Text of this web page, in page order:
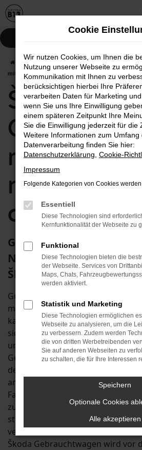
Zum
Neumarkt in der Oberpfalz
mit Lieferservice nach Neumarkt in der Oberpfalz
Škoda
mit
nach
der
Günstig und zuverlässig
Neumarkt in der
Škoda Gebrauchtwagen
Günstiger als mit einem Škoda
motorisierte Mobilität in
kaum sein. Die Fahrzeuge dieses
sich durch Langlebigkeit und
und sind entsprechend wie
Gebrauchtwagen auf den Straßen
der Oberpfalz unterwegs zu sein.
an der B13 sind seit Anfang der
Familienbetrieb in der
zu Neumarkt in der Oberpfalz
stellen entsprechend sicher, dass
vertrauensvoll und mit
Škoda Gebrauchtwagen wird vor
Cookie
Wir nutzen Cookies, um Ihnen die
Nutzung unserer Webseite zu
Kommunikation mit Ihnen zu
berücksichtigen hierbei Ihre
verarbeiten Daten für Marketing
wenn Sie uns Ihre Einwilligung
einem späteren Zeitpunkt Ihre
Sie die Einwilligung jederzeit für die
Weitere Informationen zum Umfang
Datenverarbeitung finden Sie hier:
Datenschutzerklärung Cookie-
Impressum
Folgende Kategorien von Cookies
Essentiell
Diese Technologien sind
Kernfunktionalität der Webseite zu
Funktional
Diese Technologien bieten die
der Webseite. Services von
Maps, Chats,
werden aktiviert.
Statistik und Marketing
Diese Technologien ermöglichen
Webseite zu analysieren, um die
zu verbessern. Zudem werden
die von dritten Werbetreibenden
Sie auf anderen Webseiten zu
zu schalten, die für Ihre Interessen
Speichern
Optionale Cookies
Alle akzeptieren